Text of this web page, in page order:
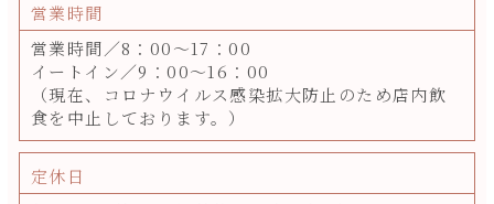
営業時間
営業時間／8：00～17：00
イートイン／9：00～16：00
（現在、コロナウイルス感染拡大防止のため店内飲
食を中止しております。）
定休日